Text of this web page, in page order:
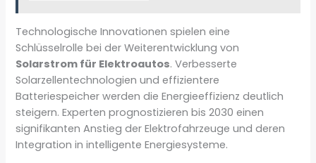
Technologische Innovationen spielen eine
Schlüsselrolle bei der Weiterentwicklung von
Solarstrom für Elektroautos. Verbesserte
Solarzellentechnologien und effizientere
Batteriespeicher werden die Energieeffizienz deutlich
steigern. Experten prognostizieren bis 2030 einen
signifikanten Anstieg der Elektrofahrzeuge und deren
Integration in intelligente Energiesysteme.